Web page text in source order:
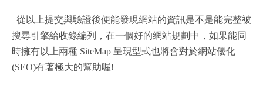
從以上提交與驗證後便能發現網站的資訊是不是能完整被
搜尋引擎給收錄編列，在一個好的網站規劃中，如果能同
時擁有以上兩種 SiteMap 呈現型式也將會對於網站優化
(SEO)有著極大的幫助喔!